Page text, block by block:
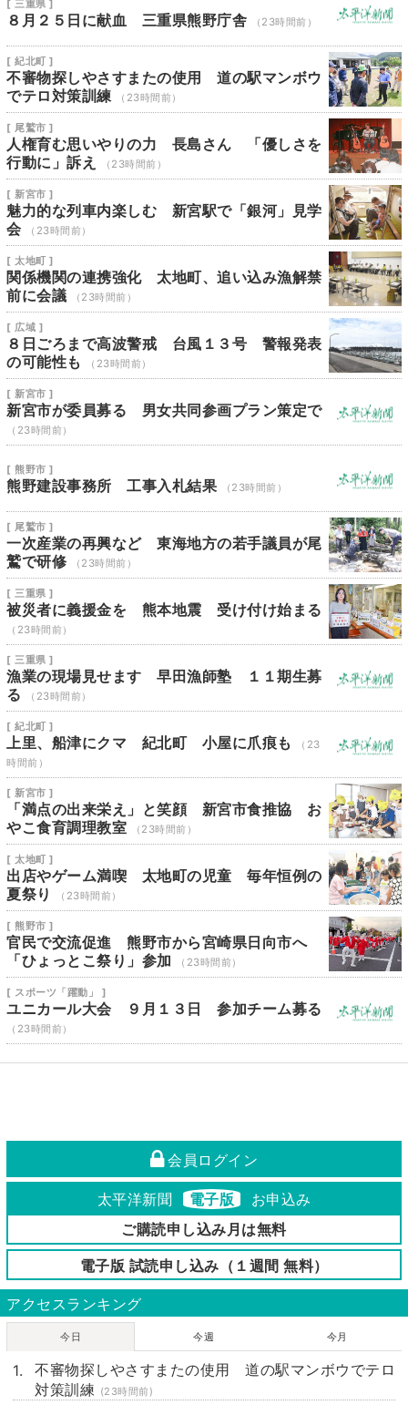
[ 三重県 ]
８月２５日に献血 三重県熊野庁舎 （23時間前）
[ 紀北町 ]
不審物探しやさすまたの使用 道の駅マンボウ
でテロ対策訓練
（23時間前）
[ 尾鷲市 ]
人権育む思いやりの力 長島さん 「優しさを
行動に」訴え
（23時間前）
[ 新宮市 ]
魅力的な列車内楽しむ 新宮駅で「銀河」見学
会
（23時間前）
[ 太地町 ]
関係機関の連携強化 太地町、追い込み漁解禁
前に会議
（23時間前）
[ 広域 ]
８日ごろまで高波警戒 台風１３号 警報発表
の可能性も
（23時間前）
[ 新宮市 ]
新宮市が委員募る 男女共同参画プラン策定で
（23時間前）
[ 熊野市 ]
熊野建設事務所 工事入札結果 （23時間前）
[ 尾鷲市 ]
一次産業の再興など 東海地方の若手議員が尾
鷲で研修
（23時間前）
[ 三重県 ]
被災者に義援金を 熊本地震 受け付け始まる
（23時間前）
[ 三重県 ]
漁業の現場見せます 早田漁師塾 １１期生募
る
（23時間前）
[ 紀北町 ]
上里、船津にクマ 紀北町 小屋に爪痕も
（23
時間前）
[ 新宮市 ]
「満点の出来栄え」と笑顔 新宮市食推協 お
やこ食育調理教室
（23時間前）
[ 太地町 ]
出店やゲーム満喫 太地町の児童 毎年恒例の
夏祭り
（23時間前）
[ 熊野市 ]
官民で交流促進 熊野市から宮崎県日向市へ
「ひょっとこ祭り」参加
（23時間前）
[ スポーツ「躍動」 ]
ユニカール大会 ９月１３日 参加チーム募る
（23時間前）
会員ログイン
太平洋新聞 電子版
お申込み
ご購読申し込み月は無料
電子版 試読申し込み（１週間 無料）
アクセスランキング
今日 今週 今月
不審物探しやさすまたの使用 道の駅マンボウでテロ
対策訓練 (23時間前)